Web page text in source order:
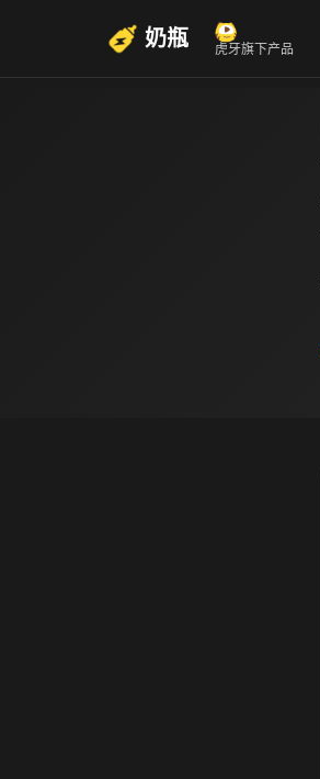
奶瓶 虎牙旗下产品